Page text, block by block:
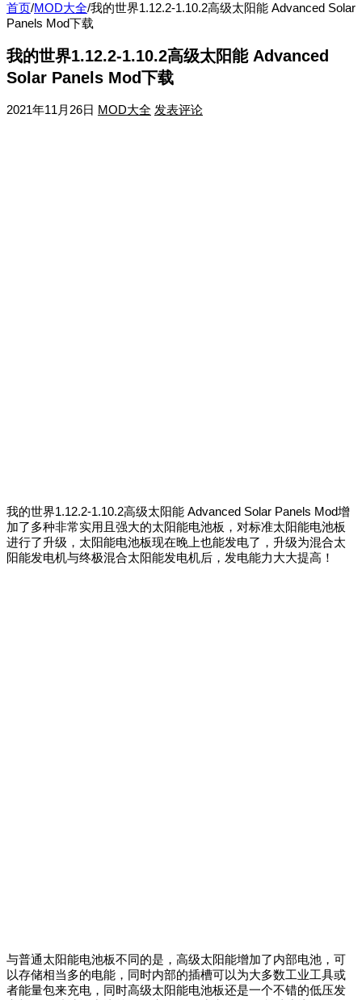
首页/MOD大全/我的世界1.12.2-1.10.2高级太阳能 Advanced Solar
Panels Mod下载
我的世界1.12.2-1.10.2高级太阳能 Advanced
Solar Panels Mod下载
2021年11月26日 MOD大全 发表评论
我的世界1.12.2-1.10.2高级太阳能 Advanced Solar Panels Mod增
加了多种非常实用且强大的太阳能电池板，对标准太阳能电池板
进行了升级，太阳能电池板现在晚上也能发电了，升级为混合太
阳能发电机与终极混合太阳能发电机后，发电能力大大提高！
与普通太阳能电池板不同的是，高级太阳能增加了内部电池，可
以存储相当多的电能，同时内部的插槽可以为大多数工业工具或
者能量包来充电，同时高级太阳能电池板还是一个不错的低压发